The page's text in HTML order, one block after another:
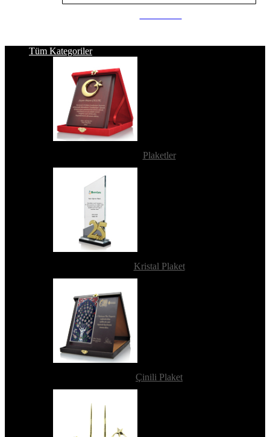
Tüm Kategoriler
Plaketler
Kristal Plaket
Çinili Plaket